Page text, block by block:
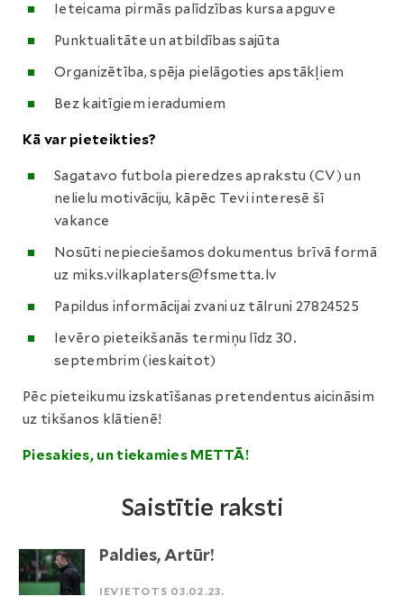
Ieteicama pirmās palīdzības kursa apguve
Punktualitāte un atbildības sajūta
Organizētība, spēja pielāgoties apstākļiem
Bez kaitīgiem ieradumiem
Kā var pieteikties?
Sagatavo futbola pieredzes aprakstu (CV) un
nelielu motivāciju, kāpēc Tevi interesē šī
vakance
Nosūti nepieciešamos dokumentus brīvā formā
uz miks.vilkaplaters@fsmetta.lv
Papildus informācijai zvani uz tālruni 27824525
Ievēro pieteikšanās termiņu līdz 30.
septembrim (ieskaitot)
Pēc pieteikumu izskatīšanas pretendentus aicināsim
uz tikšanos klātienē!
Piesakies, un tiekamies METTĀ!
Saistītie raksti
Paldies, Artūr!
IEVIETOTS 03.02.23.